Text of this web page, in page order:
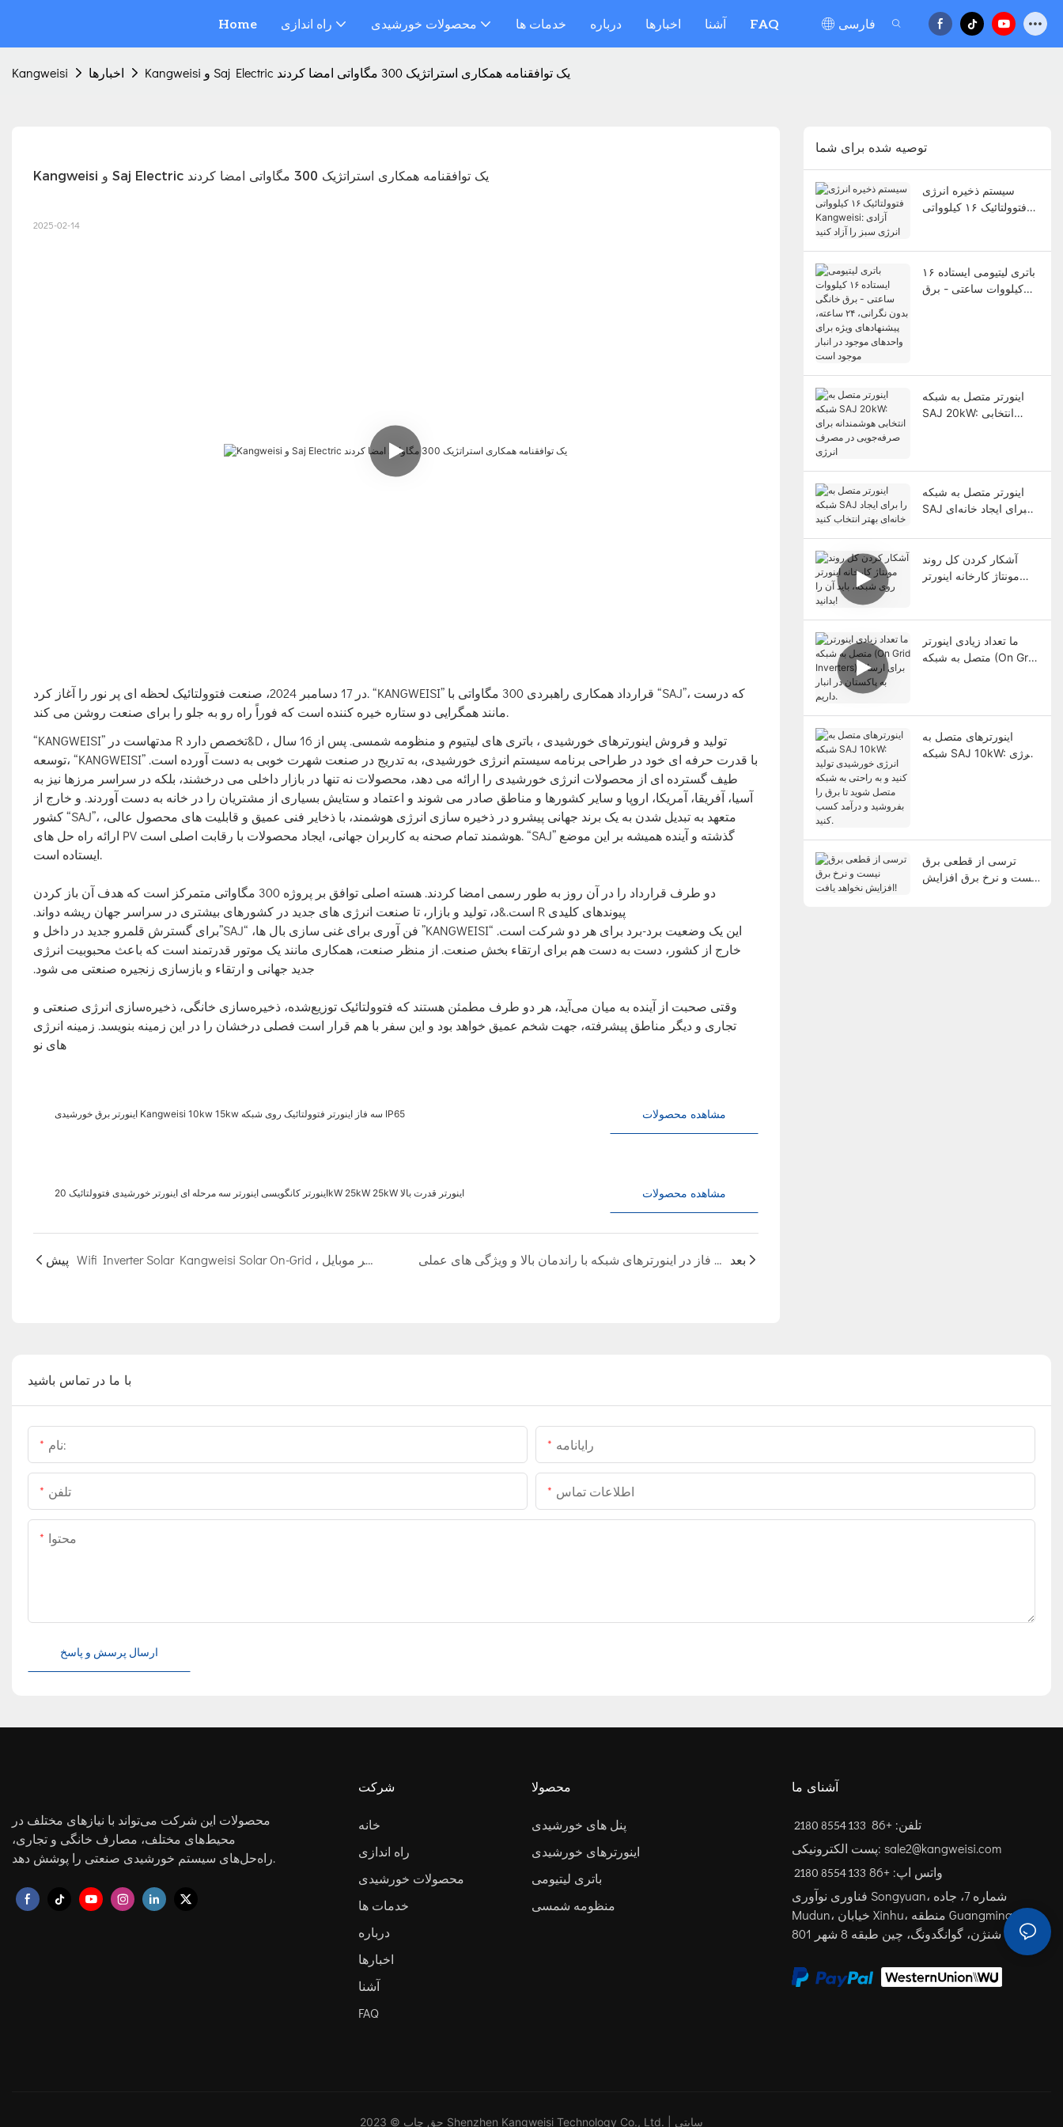
Home راه اندازی محصولات خورشیدی خدمات ها درباره اخبارها آشنا FAQ فارسی
Kangweisi اخبارها Kangweisi و Saj Electric یک توافقنامه همکاری استراتژیک 300 مگاواتی امضا کردند
Kangweisi و Saj Electric یک توافقنامه همکاری استراتژیک 300 مگاواتی امضا کردند
2025-02-14
در 17 دسامبر 2024، صنعت فتوولتائیک لحظه ای پر نور را آغاز کرد. “KANGWEISI” قرارداد همکاری راهبردی 300 مگاواتی با “SAJ”، که درست
مانند همگرایی دو ستاره خیره کننده است که فوراً راه رو به جلو را برای صنعت روشن می کند.
“KANGWEISI” مدتهاست در R تخصص دارد&D ، تولید و فروش اینورترهای خورشیدی ، باتری های لیتیوم و منظومه شمسی. پس از 16 سال
توسعه، “KANGWEISI” با قدرت حرفه ای خود در طراحی برنامه سیستم انرژی خورشیدی، به تدریج در صنعت شهرت خوبی به دست آورده است.
طیف گسترده ای از محصولات انرژی خورشیدی را ارائه می دهد، محصولات نه تنها در بازار داخلی می درخشند، بلکه در سراسر مرزها نیز به
آسیا، آفریقا، آمریکا، اروپا و سایر کشورها و مناطق صادر می شوند و اعتماد و ستایش بسیاری از مشتریان را در خانه به دست آوردند. و خارج از
کشور “SAJ”، متعهد به تبدیل شدن به یک برند جهانی پیشرو در ذخیره سازی انرژی هوشمند، با ذخایر فنی عمیق و قابلیت های محصول عالی،
ارائه راه حل های PV هوشمند تمام صحنه به کاربران جهانی، ایجاد محصولات با رقابت اصلی است. “SAJ” گذشته و آینده همیشه بر این موضع
ایستاده است.
دو طرف قرارداد را در آن روز به طور رسمی امضا کردند. هسته اصلی توافق بر پروژه 300 مگاواتی متمرکز است که هدف آن باز کردن
پیوندهای کلیدی R است.&د، تولید و بازار، تا صنعت انرژی های جدید در کشورهای بیشتری در سراسر جهان ریشه دواند.
این یک وضعیت برد-برد برای هر دو شرکت است. “KANGWEISI” فن آوری برای غنی سازی بال ها، “SAJ”برای گسترش قلمرو جدید در داخل و
خارج از کشور، دست به دست هم برای ارتقاء بخش صنعت. از منظر صنعت، همکاری مانند یک موتور قدرتمند است که باعث محبوبیت انرژی
جدید جهانی و ارتقاء و بازسازی زنجیره صنعتی می شود.
وقتی صحبت از آینده به میان می‌آید، هر دو طرف مطمئن هستند که فتوولتائیک توزیع‌شده، ذخیره‌سازی خانگی، ذخیره‌سازی انرژی صنعتی و
تجاری و دیگر مناطق پیشرفته، جهت شخم عمیق خواهد بود و این سفر با هم قرار است فصلی درخشان را در این زمینه بنویسد. زمینه انرژی
های نو
اینورتر برق خورشیدی Kangweisi 10kw 15kw سه فاز اینورتر فتوولتائیک روی شبکه IP65 مشاهده محصولات
اینورتر کانگویسی اینورتر سه مرحله ای اینورتر خورشیدی فتوولتائیک 20kW 25kW 25kW اینورتر قدرت بالا مشاهده محصولات
پیش Wifi Inverter Solar Kangweisi Solar On-Grid ، نظارت بر موبایل کانگویسی سه فاز در اینورترهای شبکه با راندمان بالا و ویژگی های عملی بعد
توصیه شده برای شما
سیستم ذخیره انرژی
فتوولتائیک ۱۶ کیلوواتی
باتری لیتیومی ایستاده ۱۶
کیلووات ساعتی - برق
اینورتر متصل به شبکه
SAJ 20kW: انتخابی
اینورتر متصل به شبکه
SAJ را برای ایجاد خانه‌ای
آشکار کردن کل روند
مونتاژ کارخانه اینورتر
ما تعداد زیادی اینورتر
متصل به شبکه (On Grid
اینورترهای متصل به
شبکه SAJ 10kW: انرژی
ترسی از قطعی برق
نیست و نرخ برق افزایش
با ما در تماس باشید
نام: رایانامه
تلفن اطلاعات تماس
محتوا
ارسال پرسش و پاسخ
محصولات این شرکت می‌تواند با نیازهای مختلف در
محیط‌های مختلف، مصارف خانگی و تجاری،
راه‌حل‌های سیستم خورشیدی صنعتی را پوشش دهد.
شرکت
خانه
راه اندازی
محصولات خورشیدی
خدمات ها
درباره
اخبارها
آشنا
FAQ
محصولا
پنل های خورشیدی
اینورترهای خورشیدی
باتری لیتیومی
منظومه شمسی
آشنای ما
تلفن: +86
پست الکترونیکی: sale2@kangweisi.com
واتس اپ: +86
فناوری نوآوری Songyuan، شماره 7، جاده
Mudun، خیابان Xinhu، منطقه Guangming،
شنژن، گوانگدونگ، چین طبقه 8 شهر 801
حق چاپ © 2023 Shenzhen Kangweisi Technology Co., Ltd. | سايتي